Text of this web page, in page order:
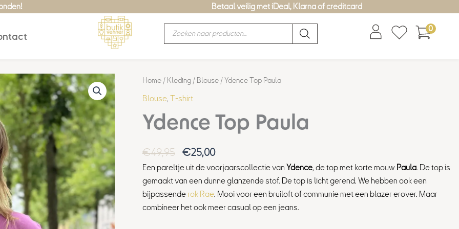
Betaal veilig met iDeal, Klarna of creditcard
Producten
zoeken
0
Home/ Kleding/ Blouse/ Ydence Top Paula
Blouse, T-shirt
Ydence Top Paula
€49,95
Oorspronkelijke
prijs
€49,95.
€25,00
Huidige
€25,00.
Een pareltje uit de voorjaarscollectie van Ydence, de top met korte mouw Paula. De top is
gemaakt van een dunne glanzende stof. De top is licht gerend. We hebben ook een
bijpassende rok Rae. Mooi voor een bruiloft of communie met een blazererover. Maar
combineer het ook meer casual op een jeans.
Ydence
Top
aantal